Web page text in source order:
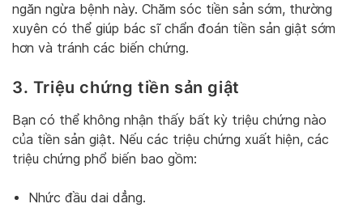
ngăn ngừa bệnh này. Chăm sóc tiền sản sớm, thường
xuyên có thể giúp bác sĩ chẩn đoán tiền sản giật sớm
hơn và tránh các biến chứng.
3. Triệu chứng tiền sản giật
Bạn có thể không nhận thấy bất kỳ triệu chứng nào
của tiền sản giật. Nếu các triệu chứng xuất hiện, các
triệu chứng phổ biến bao gồm:
Nhức đầu dai dẳng.